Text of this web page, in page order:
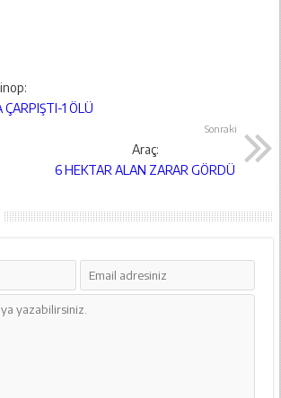
ÇARPIŞTI-1 ÖLÜ
Sonraki
Araç:
6 HEKTAR ALAN ZARAR GÖRDÜ